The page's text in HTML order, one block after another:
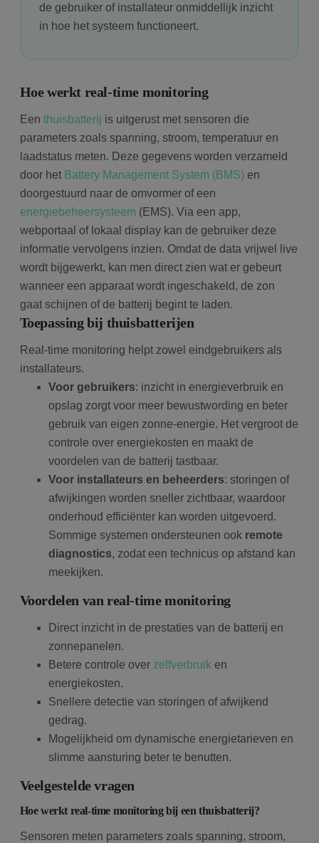
de gebruiker of installateur onmiddellijk inzicht
in hoe het systeem functioneert.
Hoe werkt real-time monitoring
Een thuisbatterij is uitgerust met sensoren die
parameters zoals spanning, stroom, temperatuur en
laadstatus meten. Deze gegevens worden verzameld
door het Battery Management System (BMS)en
doorgestuurd naar de omvormer of een
energiebeheersysteem (EMS). Via een app,
webportaal of lokaal display kan de gebruiker deze
informatie vervolgens inzien. Omdat de data vrijwel live
wordt bijgewerkt, kan men direct zien wat er gebeurt
wanneer een apparaat wordt ingeschakeld, de zon
gaat schijnen of de batterij begint te laden.
Toepassing bij thuisbatterijen
Real-time monitoring helpt zowel eindgebruikers als
installateurs.
Voor gebruikers: inzicht in energieverbruik en
opslag zorgt voor meer bewustwording en beter
gebruik van eigen zonne-energie. Het vergroot de
controle over energiekosten en maakt de
voordelen van de batterij tastbaar.
Voor installateurs en beheerders: storingen of
afwijkingen worden sneller zichtbaar, waardoor
onderhoud efficiënter kan worden uitgevoerd.
Sommige systemen ondersteunen ook remote
diagnostics, zodat een technicus op afstand kan
meekijken.
Voordelen van real-time monitoring
Direct inzicht in de prestaties van de batterij en
zonnepanelen.
Betere controle over zelfverbruiken
energiekosten.
Snellere detectie van storingen of afwijkend
gedrag.
Mogelijkheid om dynamische energietarieven en
slimme aansturing beter te benutten.
Veelgestelde vragen
Hoe werkt real-time monitoring bij een thuisbatterij?
Sensoren meten parameters zoals spanning, stroom,